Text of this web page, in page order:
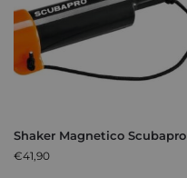
Shaker Magnetico Scubapro
€41,90